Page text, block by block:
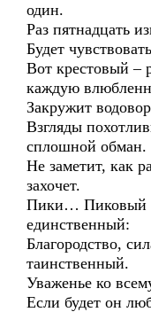
один.
Раз пятнадцать
Будет
Вот крестовый –
каждую
Закружит
Взгляды
сплошной обман.
Не заметит, как
захочет.
Пики… Пиковый
единственный:
Благородство,
таинственный.
Уваженье ко
Если будет он